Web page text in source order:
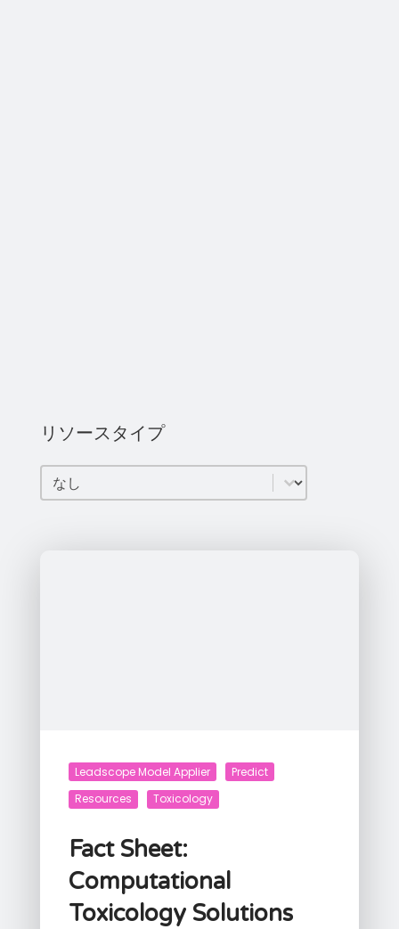
リソースタイプ
リソースタイプ
リソースタイプ
Leadscope Model Applier
Predict
Resources
Toxicology
Fact Sheet:
Computational
Toxicology Solutions